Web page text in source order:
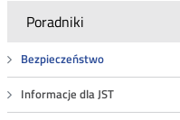
Poradniki
Bezpieczeństwo
Informacje dla JST